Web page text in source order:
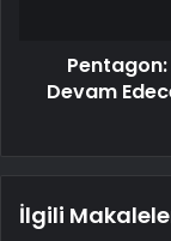
Devam
İlgili